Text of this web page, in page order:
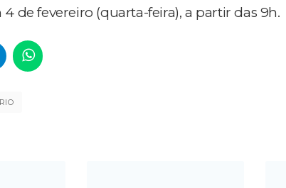
de fevereiro (quarta-feira), a partir das 9h.